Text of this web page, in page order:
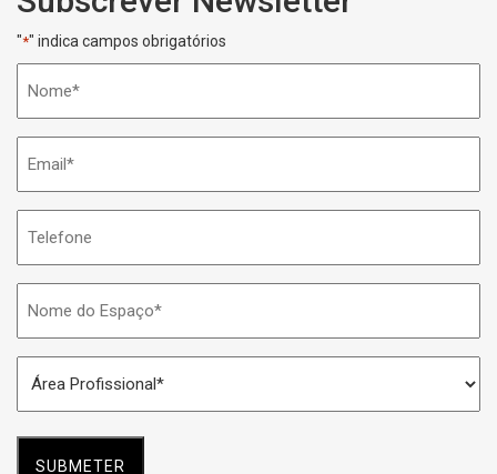
"*" indica campos obrigatórios
do
Espaço
Profissional
*